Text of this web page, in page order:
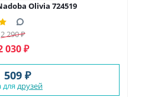
Olivia 724519
2 290₽
030₽
509 ₽
для друзей